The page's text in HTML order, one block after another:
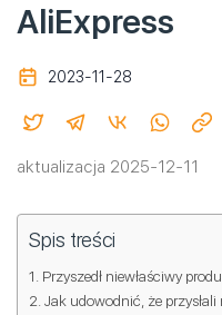
AliExpress
2023-11-28
aktualizacja 2025-12-11
Spis treści
Przyszedł niewłaściwy
Jak udowodnić, że